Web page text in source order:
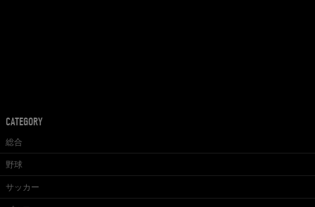
CATEGORY
総合
野球
サッカー